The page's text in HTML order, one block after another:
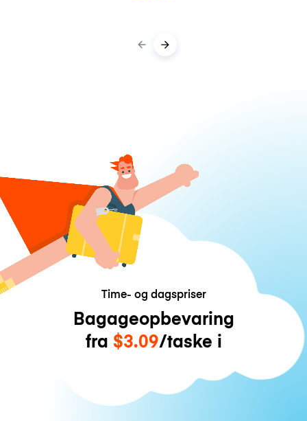
Time- og dagspriser
Bagageopbevaring
fra $3.09/taske i